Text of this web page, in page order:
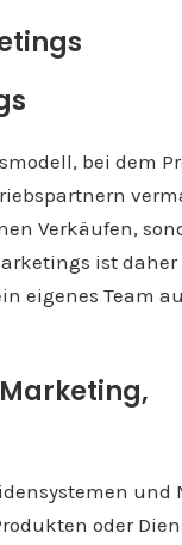
bei dem
Verkäufen,
ist
eigenes Team
und
oder